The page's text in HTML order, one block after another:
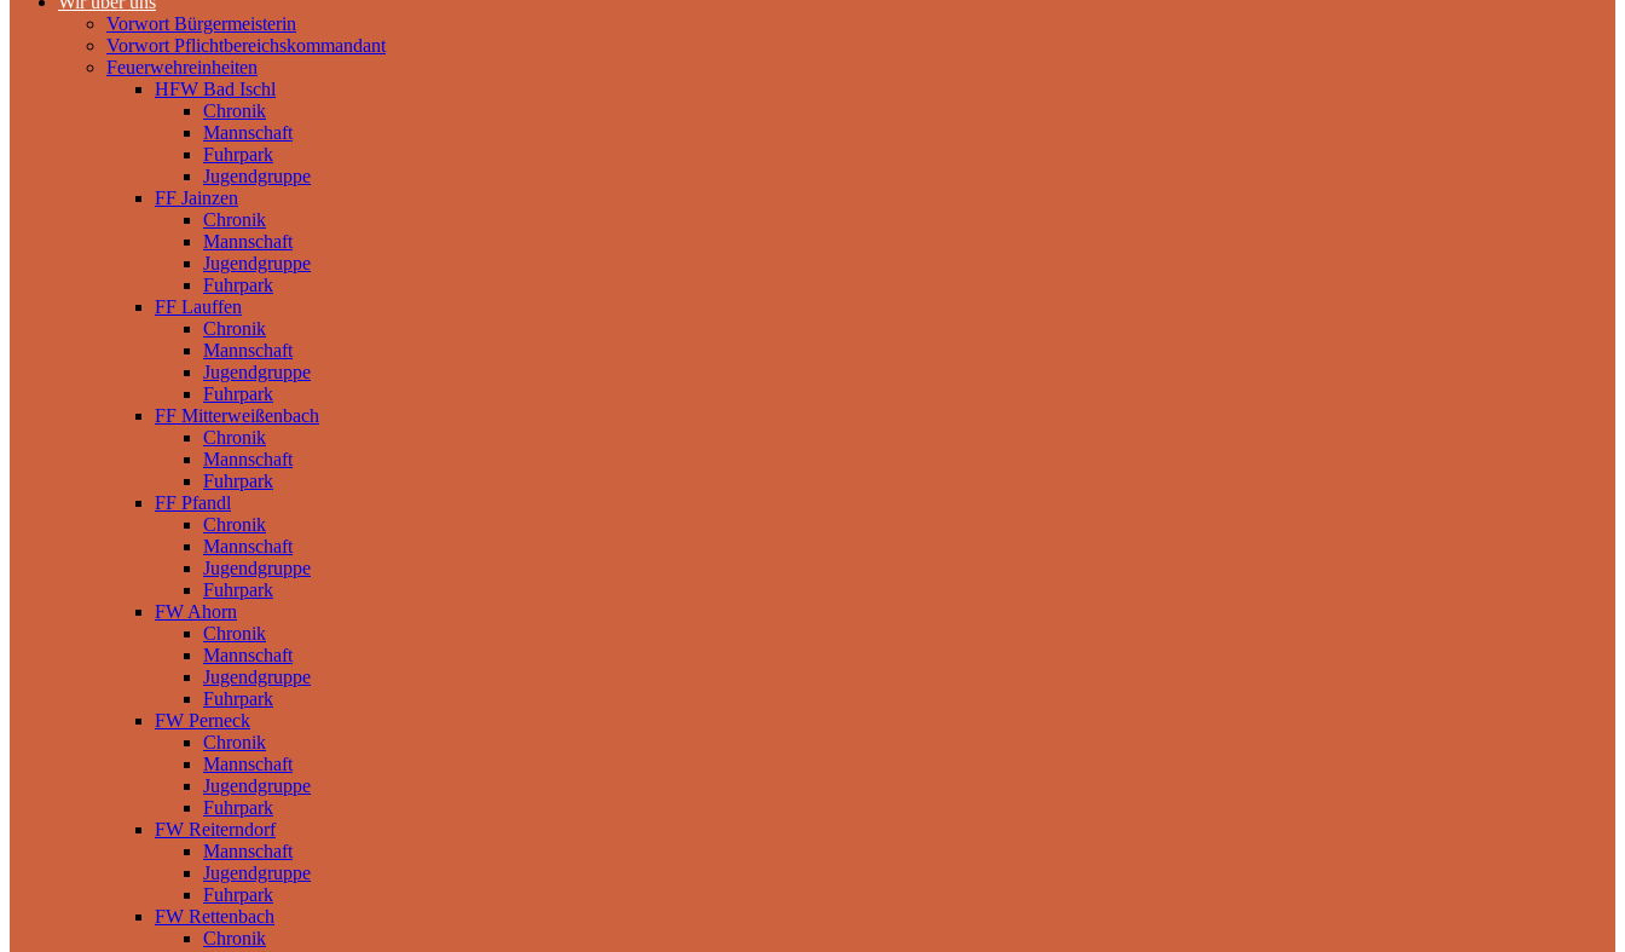
Vorwort Bürgermeisterin
Vorwort Pflichtbereichskommandant
Feuerwehreinheiten
HFW Bad Ischl
Chronik
Mannschaft
Fuhrpark
Jugendgruppe
FF Jainzen
Chronik
Mannschaft
Jugendgruppe
Fuhrpark
FF Lauffen
Chronik
Mannschaft
Jugendgruppe
Fuhrpark
FF Mitterweißenbach
Chronik
Mannschaft
Fuhrpark
FF Pfandl
Chronik
Mannschaft
Jugendgruppe
Fuhrpark
FW Ahorn
Chronik
Mannschaft
Jugendgruppe
Fuhrpark
FW Perneck
Chronik
Mannschaft
Jugendgruppe
Fuhrpark
FW Reiterndorf
Mannschaft
Jugendgruppe
Fuhrpark
FW Rettenbach
Chronik